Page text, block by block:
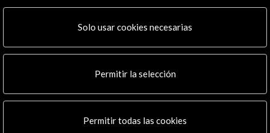
Programa PICE
Residencias
Multimedia
Boletín digital
Solo usar cookies necesarias
Permitir la selección
Permitir todas las cookies